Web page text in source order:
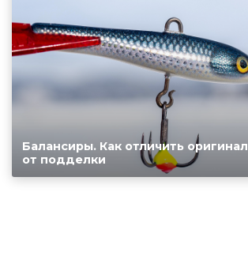
Балансиры. Как отличить оригинал
от подделки